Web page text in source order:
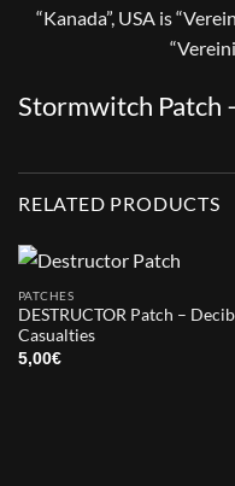
“Kanada”, USA is
Stormwitch Patch
RELATED PRODUCTS
PATCHES
DESTRUCTOR Patch –
Casualties
5,00€